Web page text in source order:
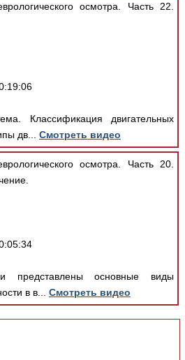
осмотра. Часть 22.
Классификация двигательных
дв... Смотреть видео
осмотра. Часть 20.
представлены основные виды
в в... Смотреть видео